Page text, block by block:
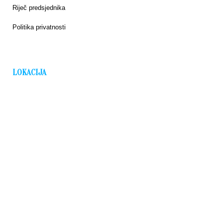
Riječ predsjednika
Politika privatnosti
LOKACIJA